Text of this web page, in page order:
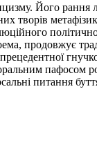
Його рання
творів
продовжує
пафосом
питання